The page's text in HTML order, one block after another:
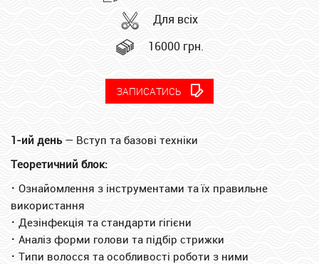
Для всіх
16000 грн.
ЗАПИСАТИСЬ
1-ий день— Вступ та базові техніки
Теоретичний блок:
⠂ Ознайомлення з інструментами та їх правильне
використання
⠂ Дезінфекція та стандарти гігієни
⠂ Аналіз форми голови та підбір стрижки
⠂ Типи волосся та особливості роботи з ними